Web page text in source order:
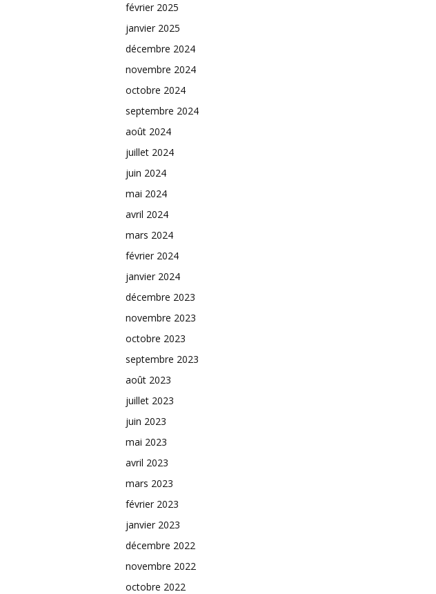
février 2025
janvier 2025
décembre 2024
novembre 2024
octobre 2024
septembre 2024
août 2024
juillet 2024
juin 2024
mai 2024
avril 2024
mars 2024
février 2024
janvier 2024
décembre 2023
novembre 2023
octobre 2023
septembre 2023
août 2023
juillet 2023
juin 2023
mai 2023
avril 2023
mars 2023
février 2023
janvier 2023
décembre 2022
novembre 2022
octobre 2022